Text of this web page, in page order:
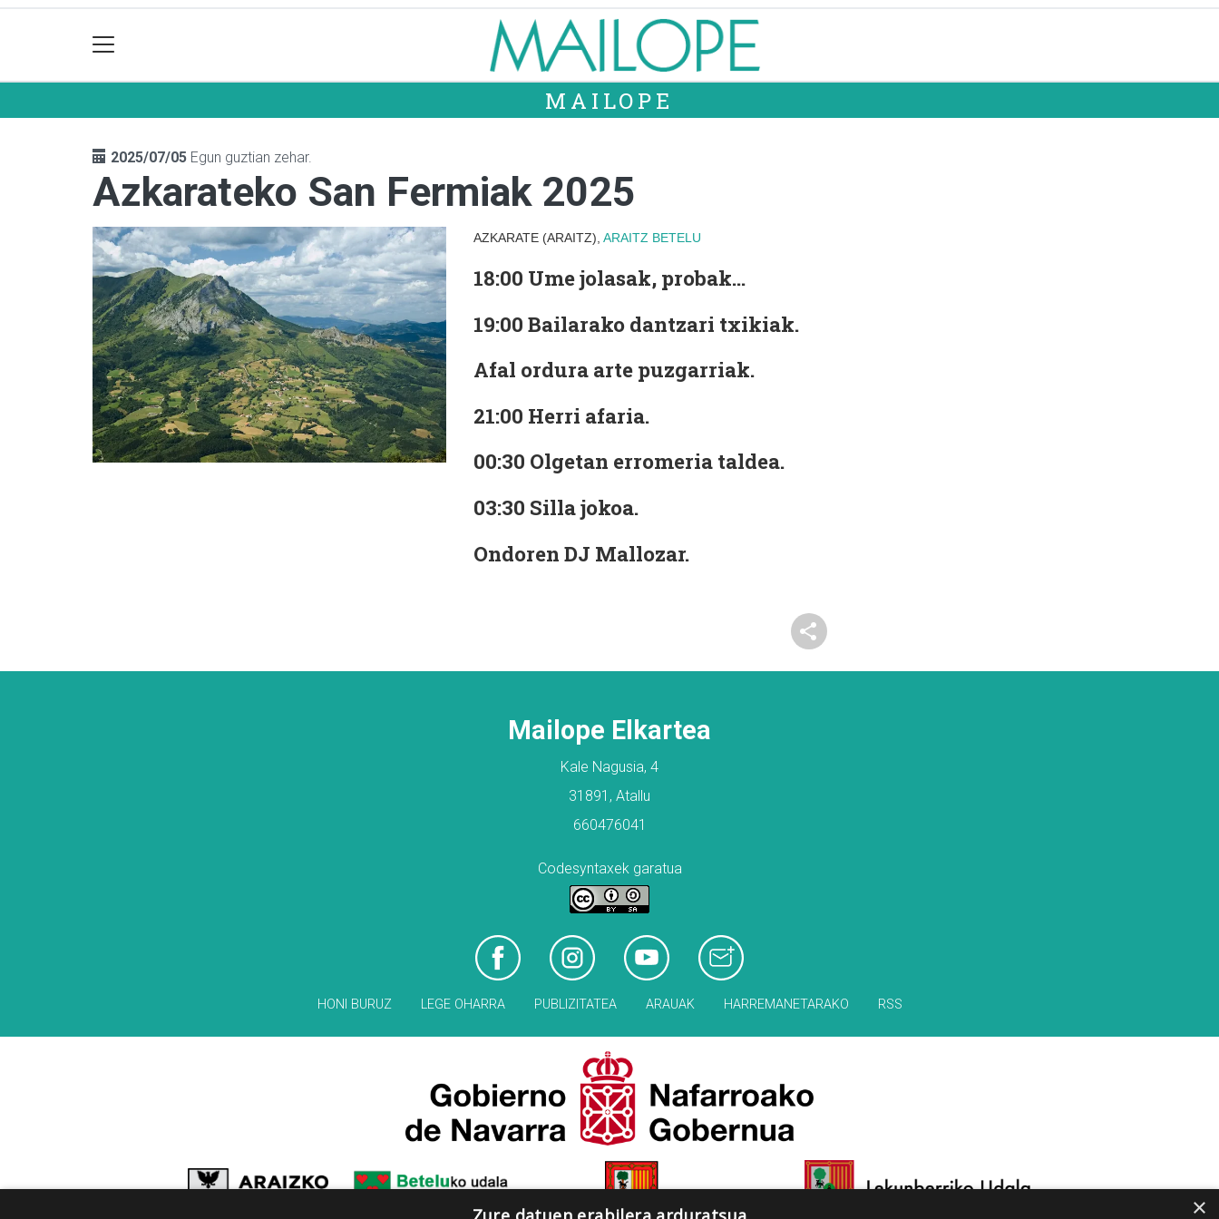
MAILOPE
2025/07/05 Egun guztian zehar.
Azkarateko San Fermiak 2025
AZKARATE (ARAITZ), ARAITZ BETELU
18:00 Ume jolasak, probak…
19:00 Bailarako dantzari txikiak.
Afal ordura arte puzgarriak.
21:00 Herri afaria.
00:30 Olgetan erromeria taldea.
03:30 Silla jokoa.
Ondoren DJ Mallozar.
Mailope Elkartea
Kale Nagusia, 4
31891, Atallu
660476041
Codesyntaxek garatua
HONI BURUZ LEGE OHARRA PUBLIZITATEA ARAUAK HARREMANETARAKO RSS
×